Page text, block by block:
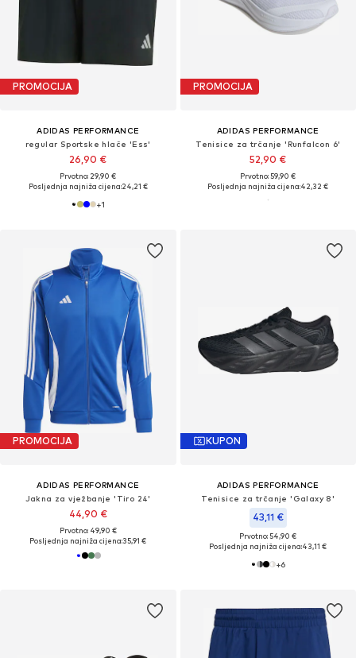
PROMOCIJA
ADIDAS PERFORMANCE
regular Sportske hlače 'Ess'
26,90 €
Prvotno: 29,90 €
Posljednja najniža cijena:24,21 €
+1
PROMOCIJA
ADIDAS PERFORMANCE
Tenisice za trčanje 'Runfalcon 6'
52,90 €
Prvotno: 59,90 €
Posljednja najniža cijena:42,32 €
PROMOCIJA
ADIDAS PERFORMANCE
Jakna za vježbanje 'Tiro 24'
44,90 €
Prvotno: 49,90 €
Posljednja najniža cijena:35,91 €
KUPON
ADIDAS PERFORMANCE
Tenisice za trčanje 'Galaxy 8'
43,11 €
Prvotno: 54,90 €
Posljednja najniža cijena:43,11 €
+6